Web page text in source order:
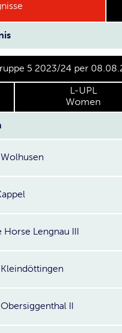
5 2023/24 per
L-UPL
Women
Horse Lengnau III
II